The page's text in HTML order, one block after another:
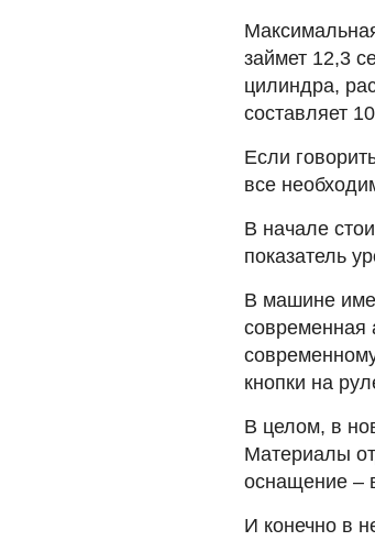
займет 12,3
цилиндра,
составляет
Если
все
В начале
показатель
В машине
современная
кнопки на
В целом, в
Материалы
оснащение –
И конечно в